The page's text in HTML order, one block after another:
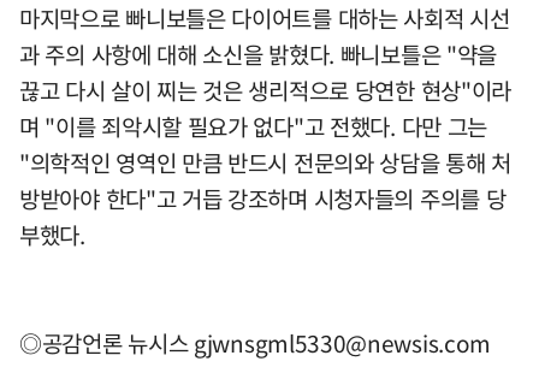
마지막으로 빠니보틀은 다이어트를 대하는 사회적 시선
과 주의 사항에 대해 소신을 밝혔다. 빠니보틀은 "약을
끊고 다시 살이 찌는 것은 생리적으로 당연한 현상"이라
며 "이를 죄악시할 필요가 없다"고 전했다. 다만 그는
"의학적인 영역인 만큼 반드시 전문의와 상담을 통해 처
방받아야 한다"고 거듭 강조하며 시청자들의 주의를 당
부했다.
◎공감언론 뉴시스gjwnsgml5330@newsis.com